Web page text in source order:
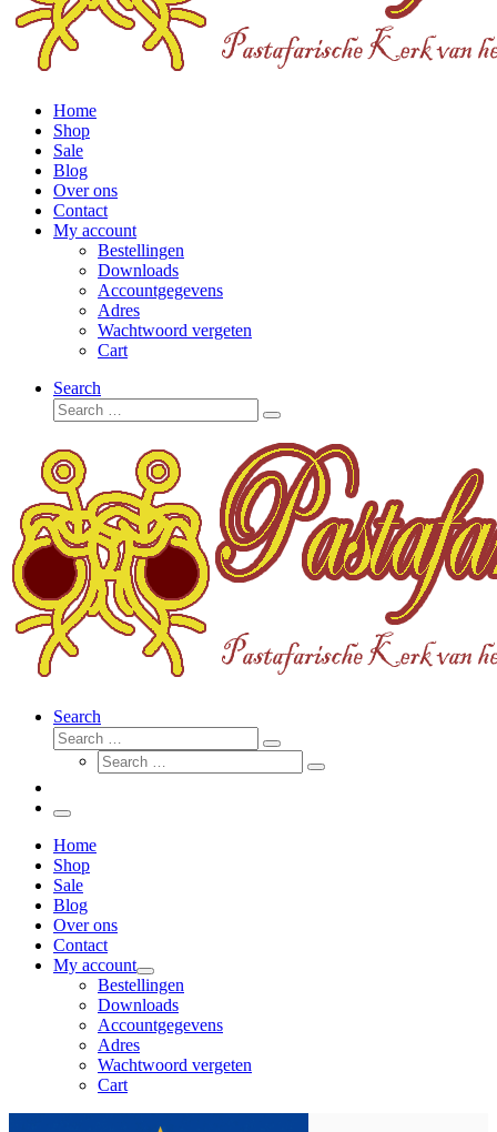
Home
Shop
Sale
Blog
Over ons
Contact
My account
Bestellingen
Downloads
Accountgegevens
Adres
Wachtwoord vergeten
Cart
Search
Search
Search
…
Search
Search
Search
Search
Search
Menu
Home
Shop
Sale
Blog
Over ons
Contact
My account
Bestellingen
Downloads
Accountgegevens
Adres
Wachtwoord vergeten
Cart